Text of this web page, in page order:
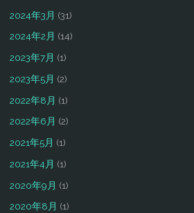
2024年3月 (31)
2024年2月 (14)
2023年7月 (1)
2023年5月 (2)
2022年8月 (1)
2022年6月 (2)
2021年5月 (1)
2021年4月 (1)
2020年9月 (1)
2020年8月 (1)